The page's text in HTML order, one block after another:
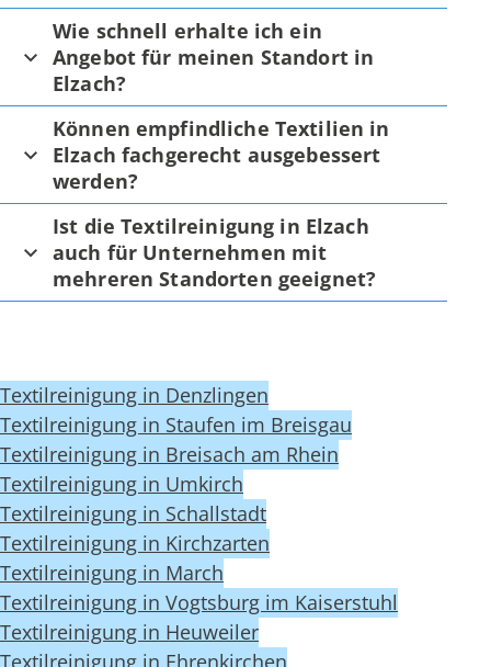
Wie schnell erhalte ich ein
Angebot für meinen Standort in
Elzach?
Können empfindliche Textilien in
Elzach fachgerecht ausgebessert
werden?
Ist die Textilreinigung in Elzach
auch für Unternehmen mit
mehreren Standorten geeignet?
Textilreinigung in Denzlingen
Textilreinigung in Staufen im Breisgau
Textilreinigung in Breisach am Rhein
Textilreinigung in Umkirch
Textilreinigung in Schallstadt
Textilreinigung in Kirchzarten
Textilreinigung in March
Textilreinigung in Vogtsburg im Kaiserstuhl
Textilreinigung in Heuweiler
Textilreinigung in Ehrenkirchen